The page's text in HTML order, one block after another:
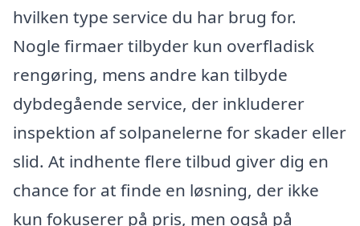
hvilken type service du har brug for.
Nogle firmaer tilbyder kun overfladisk
rengøring, mens andre kan tilbyde
dybdegående service, der inkluderer
inspektion af solpanelerne for skader eller
slid. At indhente flere tilbud giver dig en
chance for at finde en løsning, der ikke
kun fokuserer på pris, men også på